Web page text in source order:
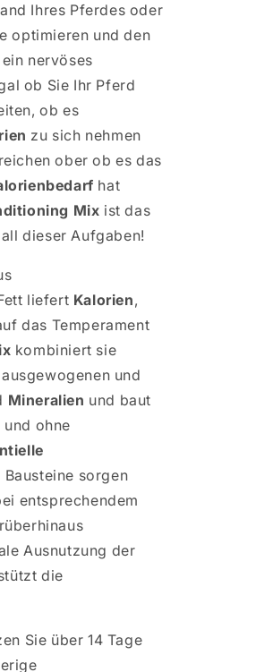
Ihres Pferdes oder
optimieren und den
nervöses
ob Sie Ihr Pferd
ob es
zu sich nehmen
ober ob es das
hat
Mix ist das
dieser Aufgaben!
liefert Kalorien,
das Temperament
kombiniert sie
und
Mineralien und baut
ohne
sorgen
entsprechendem
Ausnutzung der
die
Sie über 14 Tage